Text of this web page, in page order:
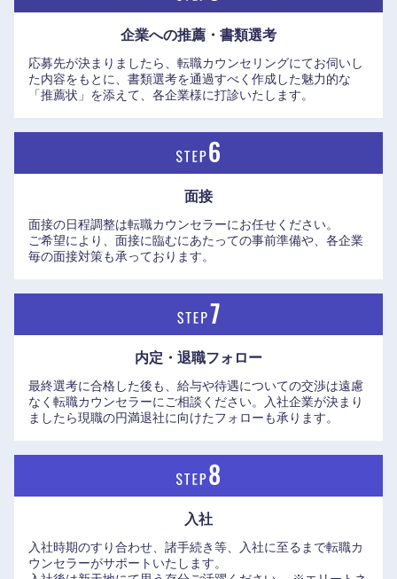
企業への推薦・書類選考
応募先が決まりましたら、転職カウンセリングにてお伺いし
た内容をもとに、書類選考を通過すべく作成した魅力的な
「推薦状」を添えて、各企業様に打診いたします。
面接
面接の日程調整は転職カウンセラーにお任せください。
ご希望により、面接に臨むにあたっての事前準備や、各企業
毎の面接対策も承っております。
内定・退職フォロー
最終選考に合格した後も、給与や待遇についての交渉は遠慮
なく転職カウンセラーにご相談ください。入社企業が決まり
ましたら現職の円満退社に向けたフォローも承ります。
入社
入社時期のすり合わせ、諸手続き等、入社に至るまで転職カ
ウンセラーがサポートいたします。